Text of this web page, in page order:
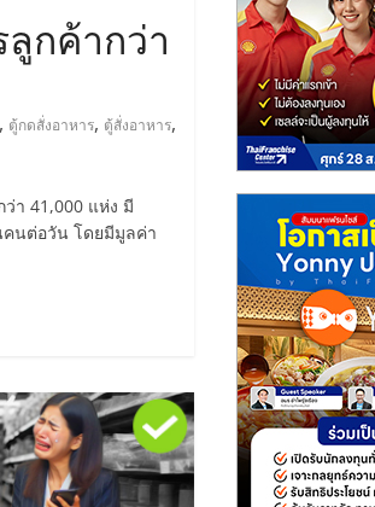
ลูกค้ากว่า
, ตู้กดสั่งอาหาร, ตู้สั่งอาหาร,
า 41,000 แห่ง มี
นต่อวัน โดยมีมูลค่า